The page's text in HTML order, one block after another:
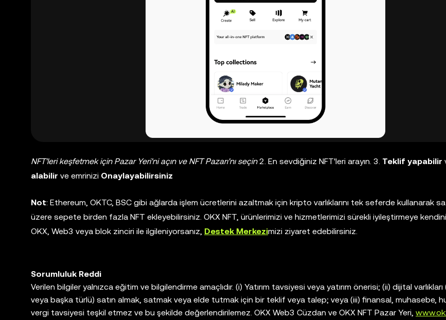
NFT'leri keşfetmek için Pazar Yeri'ni açın ve NFT Pazarı'nı seçin2. En sevdiğiniz NFT'leri arayın. 3. Teklif yapabilir
alabilir ve emrinizi Onaylayabilirsiniz
Not: Ethereum, OKTC, BSC gibi ağlarda işlem ücretlerini azaltmak için kripto varlıklarını tek seferde kullanarak
üzere sepete birden fazla NFT ekleyebilirsiniz. OKX NFT, ürünlerimizi ve hizmetlerimizi sürekli iyileştirmeye kendini
OKX, Web3 veya blok zinciri ile ilgileniyorsanız, Destek Merkezimizi ziyaret edebilirsiniz.
Sorumluluk Reddi
Verilen bilgiler yalnızca eğitim ve bilgilendirme amaçlıdır. (i) Yatırım tavsiyesi veya yatırım önerisi; (ii) dijital varlıkları
veya başka türlü) satın almak, satmak veya elde tutmak için bir teklif veya talep; veya (iii) finansal, muhasebe,
vergi tavsiyesi teşkil etmez ve bu şekilde değerlendirilemez. OKX Web3 Cüzdan ve OKX NFT Pazar Yeri,